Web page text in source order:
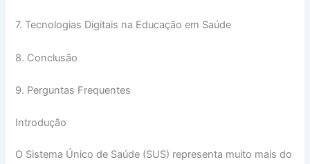
7. Tecnologias Digitais na Educação em Saúde
8. Conclusão
9. Perguntas Frequentes
Introdução
O Sistema Único de Saúde (SUS) representa muito mais do